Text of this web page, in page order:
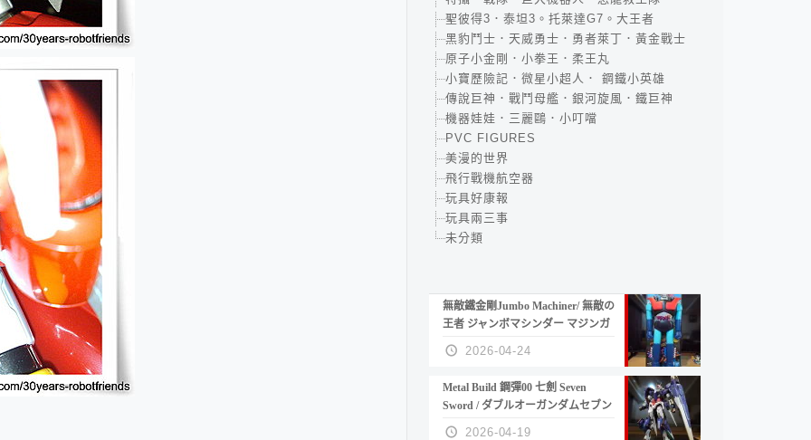
聖彼得3．泰坦3。托萊達G7。大王者
黑豹鬥士．天威勇士．勇者萊丁．黃金戰士
原子小金剛．小拳王．柔王丸
小寶歷險記．微星小超人． 鋼鐵小英雄
傳說巨神．戰鬥母艦．銀河旋風．鐵巨神
機器娃娃．三麗鷗．小叮噹
PVC FIGURES
美漫的世界
飛行戰機航空器
玩具好康報
玩具兩三事
未分類
無敵鐵金剛Jumbo Machiner/ 無敵の
王者 ジャンボマシンダー マジンガ
ーZ
2026-04-24
Metal Build 鋼彈00 七劍 Seven
Sword / ダブルオーガンダムセブン
ソード/G
2026-04-19